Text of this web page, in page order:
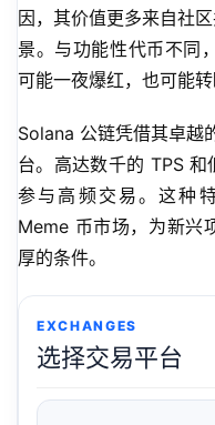
因，其价值更多来自社
景。与功能性代币不同
可能一夜爆红，也可能转
Solana 公链凭借其卓越
台。高达数千的 TPS
参与高频交易。这种
Meme 币市场，为新兴
厚的条件。
EXCHANGES
选择交易平台